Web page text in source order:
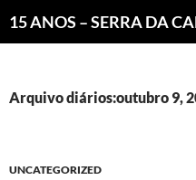
Arquivo diários:outubro 9,
UNCATEGORIZED